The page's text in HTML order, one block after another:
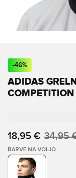
-46%
ADIDAS
COMPETITION
18,95 € 34,95
BARVE NA VOLJO